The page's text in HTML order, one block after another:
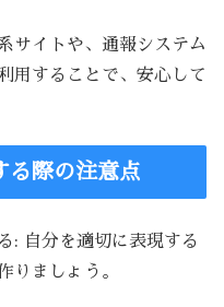
サイトや、通報システム
用することで、安心して
る際の注意点
: 自分を適切に表現する
りましょう。